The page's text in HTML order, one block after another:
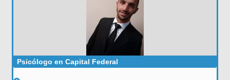
Psicólogo en Capital Federal